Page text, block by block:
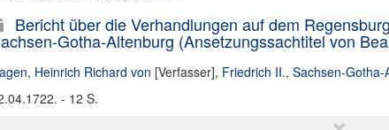
Bericht über die Verhandlungen auf dem
Gotha-Altenburg (Ansetzungssachtitel von
Heinrich Richard von [Verfasser], Friedrich II., Sachsen-
- 12 S.